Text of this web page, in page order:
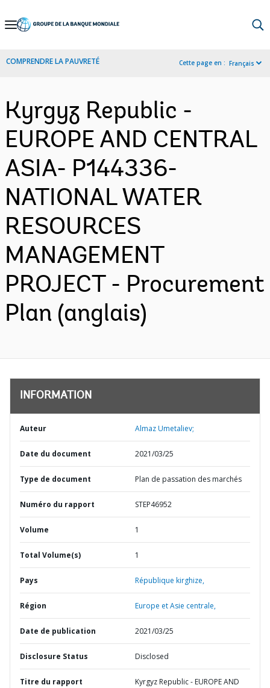
Skip
Navigation
COMPRENDRE LA PAUVRETÉ Cette page en : Français
Kyrgyz Republic -
EUROPE AND CENTRAL
ASIA- P144336-
NATIONAL WATER
RESOURCES
MANAGEMENT
PROJECT - Procurement
Plan (anglais)
INFORMATION
Auteur Almaz Umetaliev;
Date du document 2021/03/25
Type de document Plan de passation des marchés
Numéro du rapport STEP46952
Volume 1
Total Volume(s) 1
Pays République kirghize,
Région Europe et Asie centrale,
Date de publication 2021/03/25
Disclosure Status Disclosed
Titre du rapport
Kyrgyz Republic - EUROPE AND